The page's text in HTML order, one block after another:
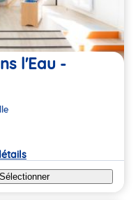
l'Eau -
Sélectionner